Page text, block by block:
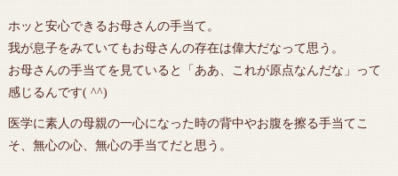
ホッと安心できるお母さんの手当て。
我が息子をみていてもお母さんの存在は偉大だなって思う。
お母さんの手当てを見ていると「ああ、これが原点なんだな」って
感じるんです( ^^)
医学に素人の母親の一心になった時の背中やお腹を擦る手当てこ
そ、無心の心、無心の手当てだと思う。